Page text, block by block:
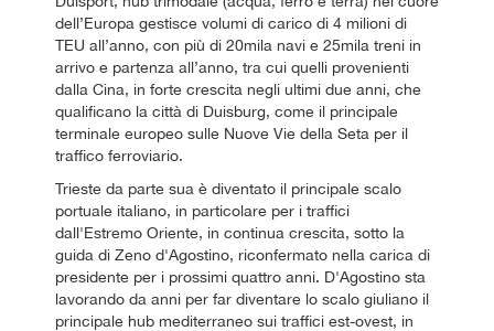
dell’Europa gestisce volumi di carico di 4 milioni di
TEU all’anno, con più di 20mila navi e 25mila treni in
arrivo e partenza all’anno, tra cui quelli provenienti
dalla Cina, in forte crescita negli ultimi due anni, che
qualificano la città di Duisburg, come il principale
terminale europeo sulle Nuove Vie della Seta per il
traffico ferroviario.
Trieste da parte sua è diventato il principale scalo
portuale italiano, in particolare per i traffici
dall'Estremo Oriente, in continua crescita, sotto la
guida di Zeno d'Agostino, riconfermato nella carica di
presidente per i prossimi quattro anni. D'Agostino sta
lavorando da anni per far diventare lo scalo giuliano il
principale hub mediterraneo sui traffici est-ovest, in